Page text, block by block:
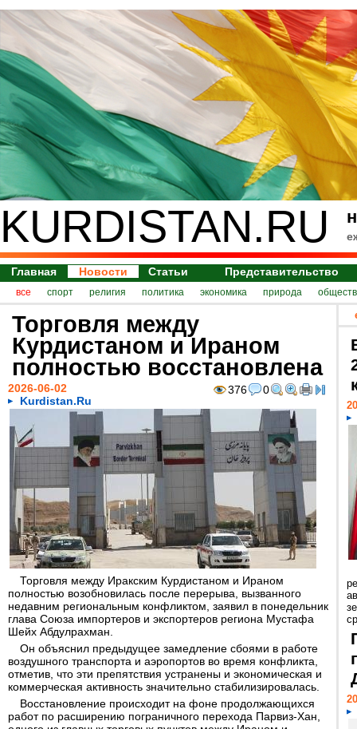
KURDISTAN.RU
Главная Новости Статьи Представительство
все спорт религия политика экономика природа
Торговля между
Курдистаном и Ираном
полностью восстановлена
376 0
2026-06-02
Kurdistan.Ru
Торговля между Иракским Курдистаном и Ираном
полностью возобновилась после перерыва, вызванного
недавним региональным конфликтом, заявил в понедельник
глава Союза импортеров и экспортеров региона Мустафа
Шейх Абдулрахман.
Он объяснил предыдущее замедление сбоями в работе
воздушного транспорта и аэропортов во время конфликта,
отметив, что эти препятствия устранены и экономическая и
коммерческая активность значительно стабилизировалась.
Восстановление происходит на фоне продолжающихся
работ по расширению пограничного перехода Парвиз-Хан,